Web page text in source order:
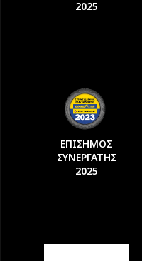
2025
ΕΠΙΣΗΜΟΣ
ΣΥΝΕΡΓΑΤΗΣ
2025